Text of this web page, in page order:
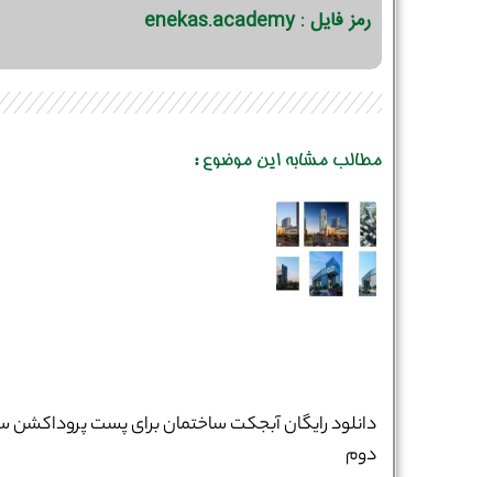
رمز فایل : enekas.academy
مطالب مشابه این موضوع :
دانلود رایگان آبجکت ساختمان برای پست پروداکشن
دوم